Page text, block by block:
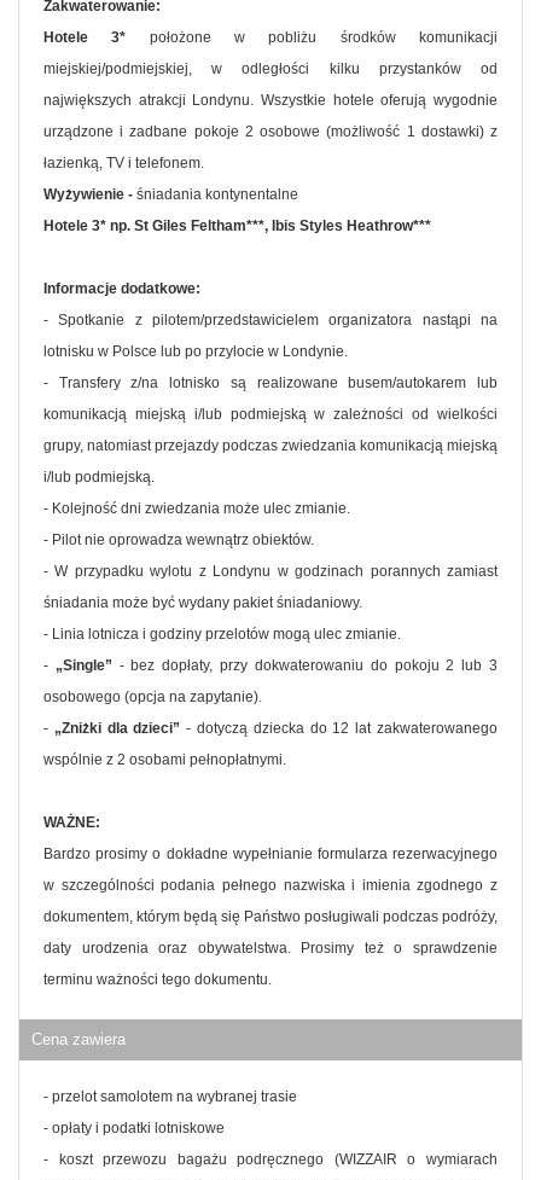
Zakwaterowanie:
Hotele 3* położone w pobliżu środków komunikacji
miejskiej/podmiejskiej, w odległości kilku przystanków od
największych atrakcji Londynu. Wszystkie hotele oferują wygodnie
urządzone i zadbane pokoje 2 osobowe (możliwość 1 dostawki) z
łazienką, TV i telefonem.
Wyżywienie - śniadania kontynentalne
Hotele 3* np. St Giles Feltham***, Ibis Styles Heathrow***
Informacje dodatkowe:
- Spotkanie z pilotem/przedstawicielem organizatora nastąpi na
lotnisku w Polsce lub po przylocie w Londynie.
- Transfery z/na lotnisko są realizowane busem/autokarem lub
komunikacją miejską i/lub podmiejską w zależności od wielkości
grupy, natomiast przejazdy podczas zwiedzania komunikacją miejską
i/lub podmiejską.
- Kolejność dni zwiedzania może ulec zmianie.
- Pilot nie oprowadza wewnątrz obiektów.
- W przypadku wylotu z Londynu w godzinach porannych zamiast
śniadania może być wydany pakiet śniadaniowy.
- Linia lotnicza i godziny przelotów mogą ulec zmianie.
- „Single” - bez dopłaty, przy dokwaterowaniu do pokoju 2 lub 3
osobowego (opcja na zapytanie).
- „Zniżki dla dzieci” - dotyczą dziecka do 12 lat zakwaterowanego
wspólnie z 2 osobami pełnopłatnymi.
WAŻNE:
Bardzo prosimy o dokładne wypełnianie formularza rezerwacyjnego
w szczególności podania pełnego nazwiska i imienia zgodnego z
dokumentem, którym będą się Państwo posługiwali podczas podróży,
daty urodzenia oraz obywatelstwa. Prosimy też o sprawdzenie
terminu ważności tego dokumentu.
Cena zawiera
- przelot samolotem na wybranej trasie
- opłaty i podatki lotniskowe
- koszt przewozu bagażu podręcznego (WIZZAIR o wymiarach